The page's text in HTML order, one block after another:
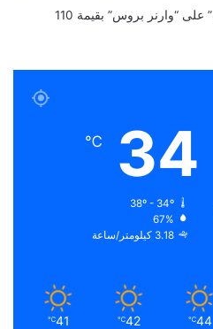
بريطانيا تُقر استحواذ “باراماونت” على “وارنر بروس” بقيمة 110
34
℃
38º - 34º
67%
3.18 كيلومتر/ساعة
44
℃
42
℃
41
℃